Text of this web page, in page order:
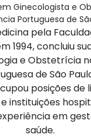
Ginecologista e
Portuguesa de
pela
1994, concluiu
e Obstetrícia
de São
posições de
instituições
em
saúde.